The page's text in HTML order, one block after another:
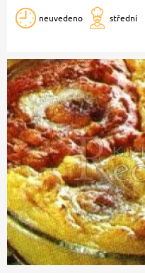
neuvedeno střední